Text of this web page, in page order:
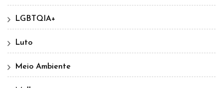
LGBTQIA+
Luto
Meio Ambiente